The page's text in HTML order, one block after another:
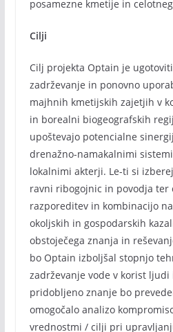
posamezne kmetije in
Cilji
Cilj projekta Optain je
zadrževanje in ponovno
majhnih kmetijskih zajetjih v
in borealni biogeografskih
upoštevajo potencialne
drenažno-namakalnimi
lokalnimi akterji. Le-ti si
ravni ribogojnic in povodja
razporeditev in kombinacijo
okoljskih in gospodarskih
obstoječega znanja in
bo Optain izboljšal stopnjo
zadrževanje vode v korist ljudi
pridobljeno znanje bo
omogočalo analizo
vrednostmi / cilji pri